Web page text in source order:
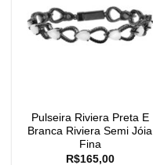
Pulseira Riviera Preta E
Branca Riviera Semi Jóia
Fina
R$165,00